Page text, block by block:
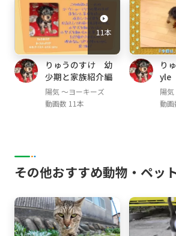
11本
りゅうのすけ 幼
少期と家族紹介編
陽気 ～ヨーキーズ
動画数 11本
り
yle
陽
動画
その他おすすめ動物・ペッ